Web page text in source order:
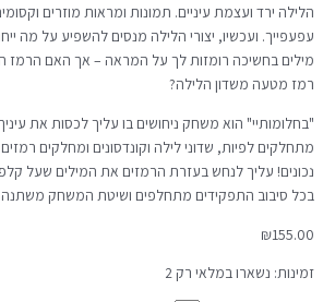
הלילה ירד ועצמת עיניים. תמונות ומראות מוזרים
עפעפייך. ועכשיו, יצורי הלילה מנסים להשפיע על מה
מילים בחשיכה רומזות לך על המראה – אך האם הרמז
רמז מטעה משדון הלילה?
"בחלומותיי" הוא משחק ניחושים בו עליך לכסות את
מתחלקים לפיות, שדוני לילה וקונדסונים ומחלקים
נכונים! עליך לנחש בעזרת הרמזים את המילים שעל
בכל סיבוב התפקידים מתחלפים ושיטת המשחק
₪155.00
זמינות: נשארו במלאי רק 2